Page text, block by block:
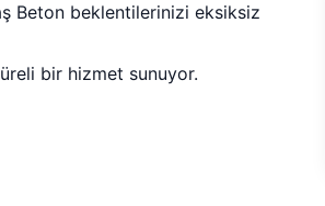
Beton beklentilerinizi eksiksiz
bir hizmet sunuyor.